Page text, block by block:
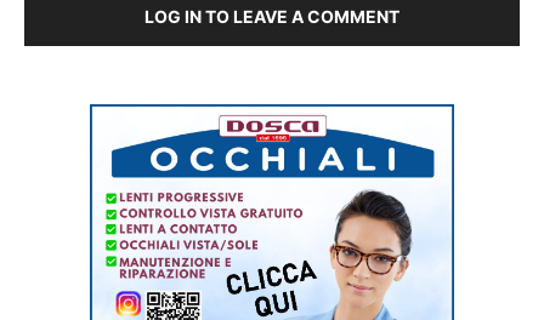
LOG IN TO LEAVE A COMMENT